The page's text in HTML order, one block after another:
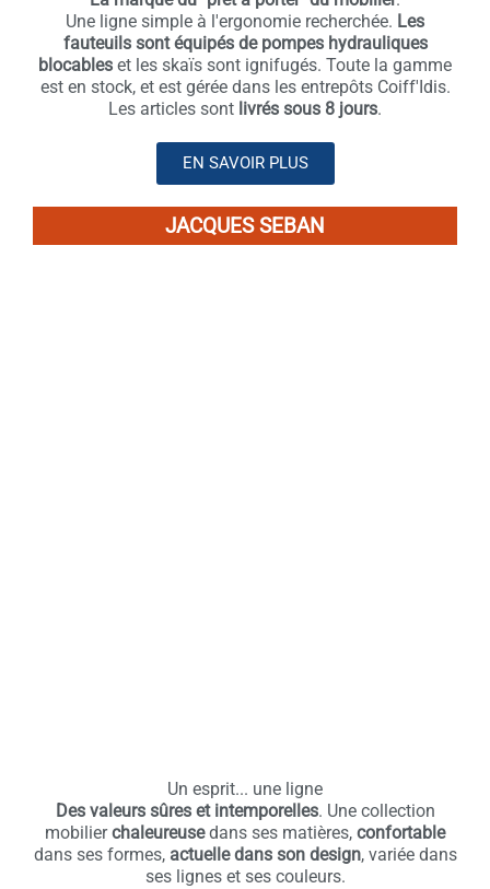
Une ligne simple à l'ergonomie recherchée. Les
fauteuils sont équipés de pompes hydrauliques
blocables et les skaïs sont ignifugés. Toute la gamme
est en stock, et est gérée dans les entrepôts Coiff'Idis.
Les articles sont livrés sous 8 jours.
EN SAVOIR PLUS
JACQUES SEBAN
Un esprit... une ligne
Des valeurs sûres et intemporelles. Une collection
mobilierchaleureusedans ses matières, confortable
dans ses formes,actuelle dans son design, variée dans
ses lignes et ses couleurs.